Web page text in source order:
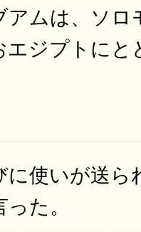
ムは、ソ
ジプトにと
使いが送
た。